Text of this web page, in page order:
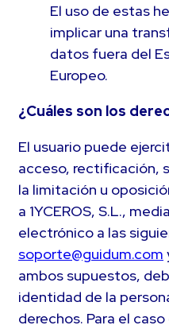
El uso de estas
implicar una
datos fuera del
Europeo.
¿Cuáles son los
El usuario puede
acceso, rectificación,
la limitación u
a 1YCEROS, S.L.,
electrónico a las
soporte@guidum.com
ambos supuestos,
identidad de la
derechos. Para el